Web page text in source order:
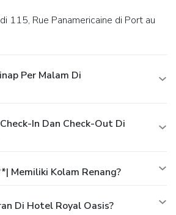
Per Malam Di
In Dan Check-Out Di
Memiliki Kolam Renang?
Di Hotel Royal Oasis?